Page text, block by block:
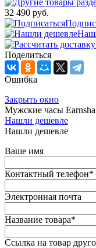
32 490 руб.
Поделиться
Ошибка
Закрыть окно
Мужские часы
Нашли дешевле
Нашли дешевле
Ваше имя
Контактный телефон*
Электронная почта
Название товара*
Ссылка на товар